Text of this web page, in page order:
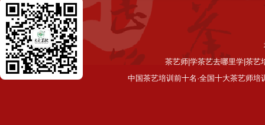
茶艺师|学茶艺去哪里学|茶艺
中国茶艺培训前十名·全国十大茶艺师培